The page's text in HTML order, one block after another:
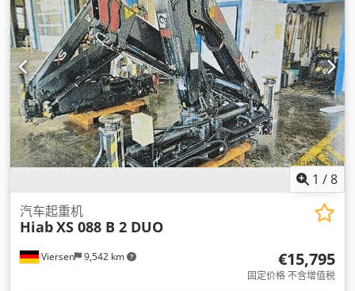
1 /8
Viersen 9,542 km
汽车起重机
HiabXS 088 B 2 DUO
€15,795
固定价格 不含增值税